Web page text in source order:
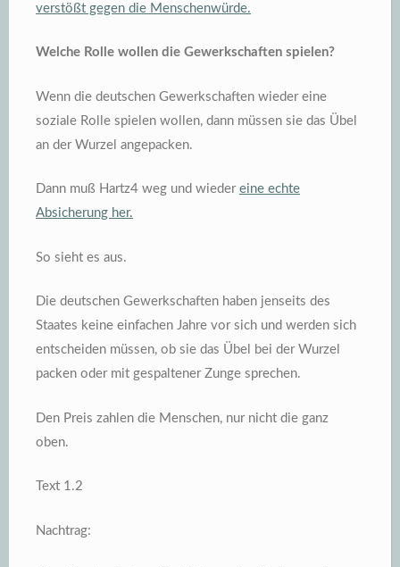
verstößt gegen die Menschenwürde.
Welche Rolle wollen die Gewerkschaften spielen?
Wenn die deutschen Gewerkschaften wieder eine
soziale Rolle spielen wollen, dann müssen sie das Übel
an der Wurzel angepacken.
Dann muß Hartz4 weg und wieder eine echte
Absicherung her.
So sieht es aus.
Die deutschen Gewerkschaften haben jenseits des
Staates keine einfachen Jahre vor sich und werden sich
entscheiden müssen, ob sie das Übel bei der Wurzel
packen oder mit gespaltener Zunge sprechen.
Den Preis zahlen die Menschen, nur nicht die ganz
oben.
Text 1.2
Nachtrag: